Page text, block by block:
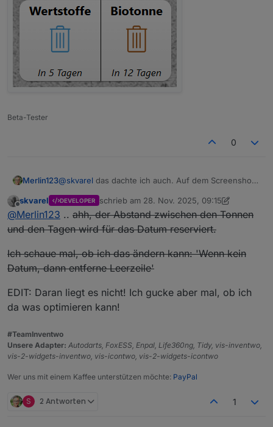
Beta-Tester
0
Merlin123@skvarel das dachte ich auch. Auf dem Screenshot
ändert sich nicht wirklich was.
Offline
skvarel DEVELOPER schrieb am 28. Nov. 2025, 09:15
zuletzt editiert von skvarel
@Merlin123 .. ahh, der Abstand zwischen den Tonnen
und den Tagen wird für das Datum reserviert.
Ich schaue mal, ob ich das ändern kann: 'Wenn kein
Datum, dann entferne Leerzeile'
EDIT: Daran liegt es nicht! Ich gucke aber mal, ob ich
da was optimieren kann!
#TeamInventwo
Unsere Adapter: Autodarts, FoxESS, Enpal, Life360ng, Tidy, vis-inventwo,
vis-2-widgets-inventwo, vis-icontwo, vis-2-widgets-icontwo
Wer uns mit einem Kaffee unterstützen möchte: PayPal
S 2 Antworten 1